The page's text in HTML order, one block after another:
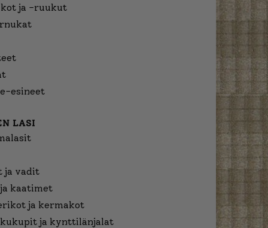
ja -ruukut
esineet
LASI
ja vadit
kaatimet
ja kermakot
ja kynttilänjalat